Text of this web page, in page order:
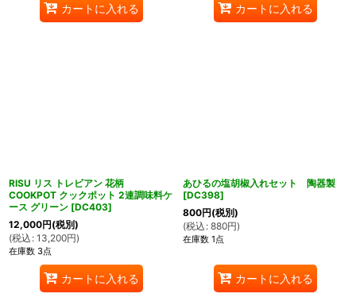
カートに入れる カートに入れる
RISU リス トレビアン 花柄
COOKPOT クックポット 2連調味料ケ
ース グリーン [DC403]
12,000円(税別)
(税込 : 13,200円)
在庫数 3点
カートに入れる
あひるの塩胡椒入れセット 陶器製
[DC398]
800円(税別)
(税込 : 880円)
在庫数 1点
カートに入れる